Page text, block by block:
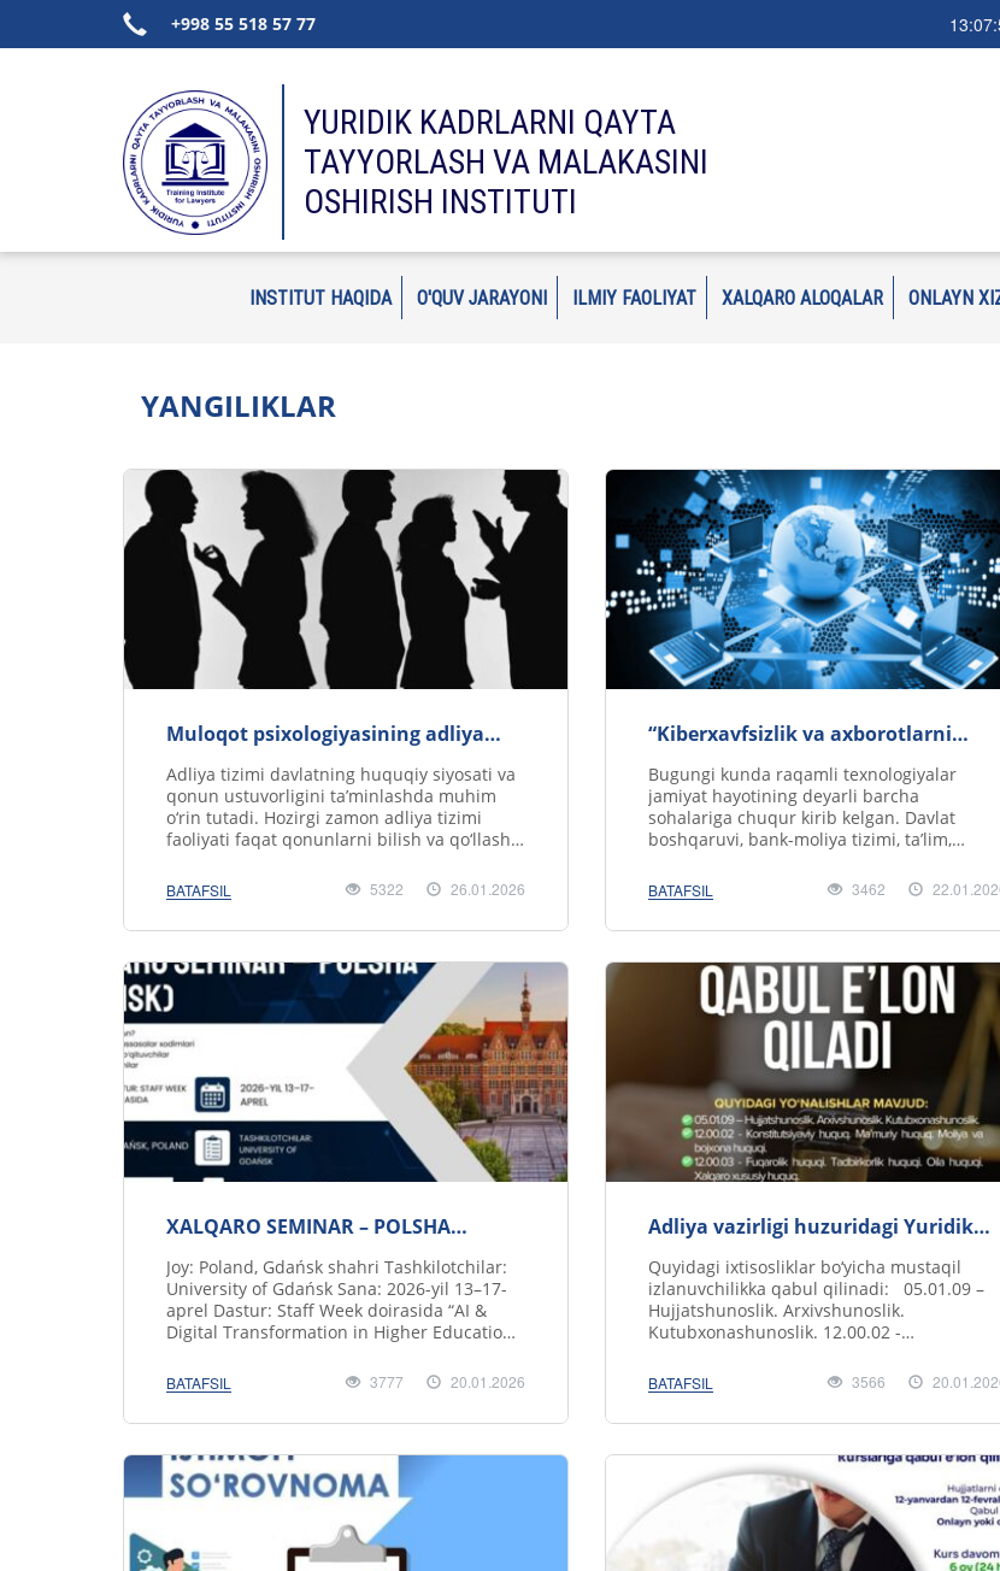
+998 55 518 57 77
YURIDIK KADRLARNI QAYTA
TAYYORLASH VA MALAKASINI
OSHIRISH INSTITUTI
INSTITUT HAQIDA O'QUV JARAYONI ILMIY FAOLIYAT XALQARO ALOQALAR ONLAYN
YANGILIKLAR
Muloqot psixologiyasining adliya
Adliya tizimi davlatning huquqiy siyosati va
qonun ustuvorligini ta’minlashda muhim
o‘rin tutadi. Hozirgi zamon adliya tizimi
faoliyati faqat qonunlarni bilish va qo‘llash,
BATAFSIL 5322 26.01.2026
“Kiberxavfsizlik va axborotlarni
Bugungi kunda raqamli texnologiyalar
jamiyat hayotining deyarli barcha
sohalariga chuqur kirib kelgan. Davlat
boshqaruvi, bank-moliya tizimi, ta’lim,
BATAFSIL 3462
XALQARO SEMINAR – POLSHA
Joy: Poland, Gdańsk shahri Tashkilotchilar:
University of Gdańsk Sana: 2026-yil 13–17-
aprel Dastur: Staff Week doirasida “AI &
Digital Transformation in Higher Education”
BATAFSIL 3777 20.01.2026
Adliya vazirligi huzuridagi Yuridik
malakasini oshirish instituti
mustaqil izlanuvchilikka qabul e'lon
qiladi!
Quyidagi ixtisosliklar bo‘yicha mustaqil
izlanuvchilikka qabul qilinadi: 05.01.09 –
Hujjatshunoslik. Arxivshunoslik.
Kutubxonashunoslik. 12.00.02 -
BATAFSIL 3566